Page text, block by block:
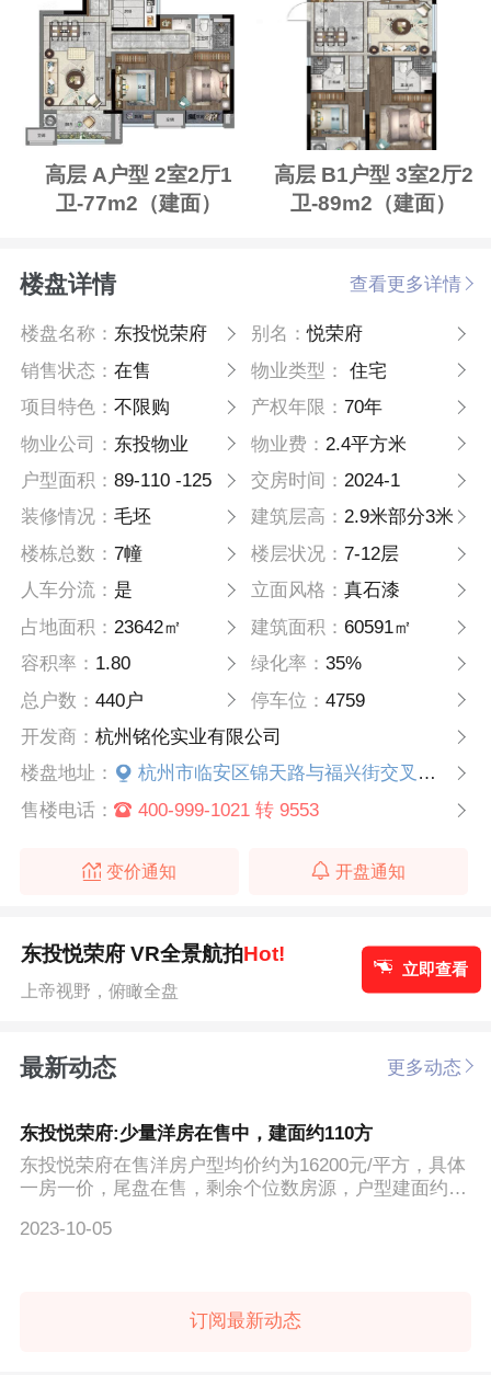
高层 A户型 2室2厅1
卫-77m2（建面）
高层 B1户型 3室2厅2
卫-89m2（建面）
楼盘详情 查看更多详情
楼盘名称： 东投悦荣府 别名：悦荣府
销售状态：在售 物业类型：
住宅
项目特色：不限购 产权年限： 70年
物业公司： 东投物业 物业费： 2.4平方米
户型面积：89-110 -125 交房时间： 2024-1
装修情况：毛坯 建筑层高： 2.9米部分3米
楼栋总数：7幢 楼层状况： 7-12层
人车分流： 是 立面风格： 真石漆
占地面积： 23642㎡ 建筑面积： 60591㎡
容积率： 1.80 绿化率： 35%
总户数：440户 停车位： 4759
开发商：杭州铭伦实业有限公司
楼盘地址：
杭州市临安区锦天路与福兴街交叉口（往西100米）
售楼电话：
400-999-1021 转 9553
变价通知 开盘通知
东投悦荣府 VR全景航拍Hot!
上帝视野，俯瞰全盘
立即查看
最新动态 更多动态
东投悦荣府:少量洋房在售中，建面约110方
东投悦荣府在售洋房户型均价约为16200元/平方，具体
一房一价，尾盘在售，剩余个位数房源，户型建面约11
2023-10-05
订阅最新动态